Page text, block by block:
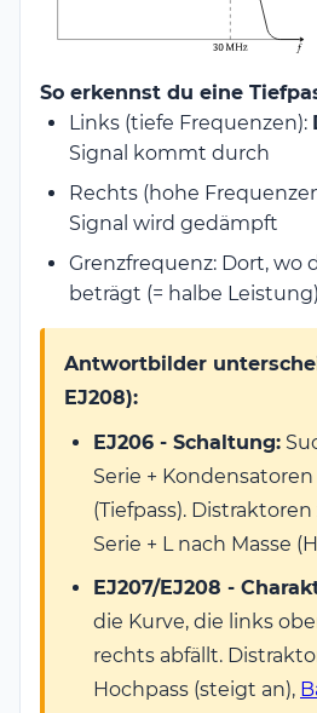
So erkennst du eine
Links (tiefe Frequenzen):
Signal kommt durch
Rechts (hohe
Signal wird gedämpft
Grenzfrequenz: Dort, wo
beträgt (= halbe Leistung)
Antwortbilder
EJ208):
EJ206 - Schaltung:
Serie +
(Tiefpass). Distraktoren
Serie + L nach Masse
EJ207/EJ208 -
die Kurve, die links
rechts abfällt.
Hochpass (steigt an),